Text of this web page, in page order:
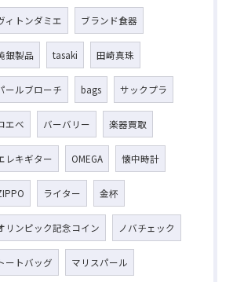
ィトンダミエ ブランド食器
銀製品 tasaki 田崎真珠
ールブローチ bags サックプラ
エベ バーバリー 楽器買取
レキギター OMEGA 懐中時計
ライター 金杯
リンピック記念コイン ノバチェック
ートバッグ マリスパール